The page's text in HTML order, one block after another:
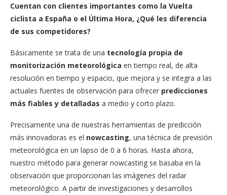
Cuentan con clientes importantes como la Vuelta
ciclista a España o el Última Hora, ¿Qué les diferencia
de sus competidores?
Básicamente se trata de una tecnología propia de
monitorización meteorológica en tiempo real, de alta
resolución en tiempo y espacio, que mejora y se integra a las
actuales fuentes de observación para ofrecer predicciones
más fiables y detalladas a medio y corto plazo.
Precisamente una de nuestras herramientas de predicción
más innovadoras es el nowcasting, una técnica de previsión
meteorológica en un lapso de 0 a 6 horas. Hasta ahora,
nuestro método para generar nowcasting se basaba en la
observación que proporcionan las imágenes del radar
meteorológico. A partir de investigaciones y desarrollos